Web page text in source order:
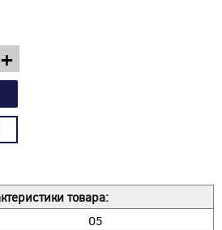
+
товара:
05